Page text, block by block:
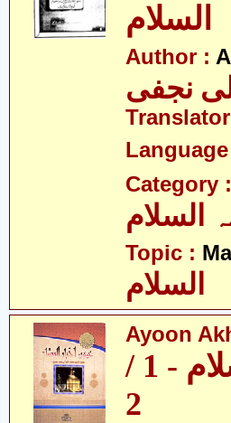
السلام
Author :
Category :
Topic :
السلام
Ayoon
عیون اخبار الرضا علیہ السلام - 1 /
2